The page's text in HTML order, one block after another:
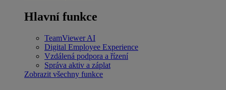
Hlavní funkce
TeamViewer AI
Digital Employee Experience
Vzdálená podpora a řízení
Správa aktiv a záplat
Zobrazit všechny funkce